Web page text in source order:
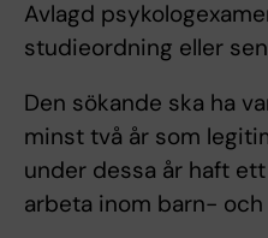
Avlagd
studieordning eller
Den sökande ska ha
minst två år som
under dessa år haft
arbeta inom barn-